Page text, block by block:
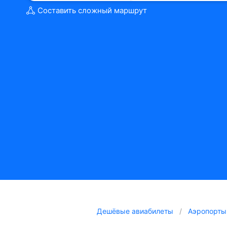
Составить сложный маршрут
Дешёвые авиабилеты Аэропорты